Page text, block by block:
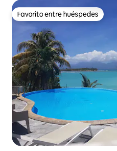
Favorito entre huéspedes
Favorito entre huéspedes